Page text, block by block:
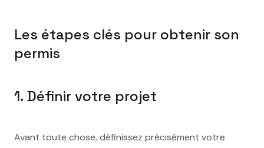
Les étapes clés pour obtenir son
permis
1. Définir votre projet
Avant toute chose, définissez précisément votre